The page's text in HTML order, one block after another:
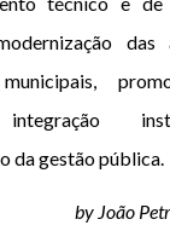
das
integração
da gestão pública.
by João